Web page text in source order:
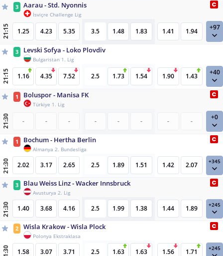
3 Aarau - Std. Nyonnis
İsviçre Challenge Lig
21:15 1.25 4.23 5.35 3.5 1.48 1.83 1.41 1.94 +97
3 Levski Sofya - Loko Plovdiv
Bulgaristan 1. Lig
21:15 1.16 4.35 7.52 2.5 1.73 1.54 1.90 1.43 +40
1 Boluspor - Manisa FK
Türkiye 1. Lig
21:30 - - - - - - - - +0
1 Bochum - Hertha Berlin
Almanya 2. Bundesliga
21:30 2.02 3.17 2.65 2.5 1.89 1.51 1.42 2.07 +345
3 Blau Weiss Linz - Wacker Innsbruck
Avusturya 2. Lig
21:30 1.40 3.68 4.16 2.5 1.99 1.38 1.44 1.89 +245
2 Wisla Krakow - Wisla Plock
Polonya Ekstraklasa
21:30 1.58 3.07 3.71 2.5 1.63 1.63 1.56 1.71 +245